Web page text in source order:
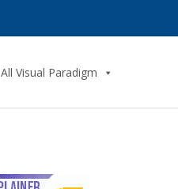
All Visual Paradigm